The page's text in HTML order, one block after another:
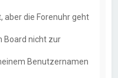
aber die Forenuhr geht
Board nicht zur
Benutzernamen